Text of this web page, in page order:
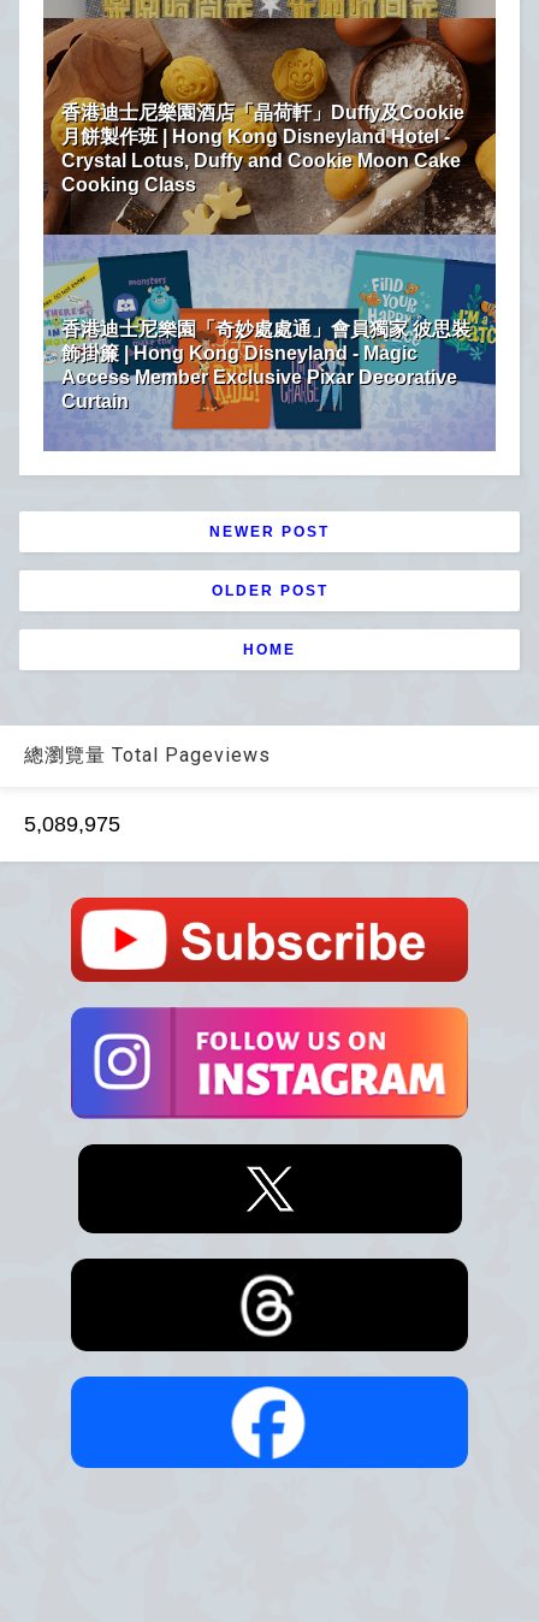
香港迪士尼樂園酒店「晶荷軒」Duffy及Cookie
月餅製作班 | Hong Kong Disneyland Hotel -
Crystal Lotus, Duffy and Cookie Moon Cake
Cooking Class
香港迪士尼樂園「奇妙處處通」會員獨家 彼思裝
飾掛簾 | Hong Kong Disneyland - Magic
Access Member Exclusive Pixar Decorative
Curtain
NEWER POST
OLDER POST
HOME
總瀏覽量 Total Pageviews
5,089,975